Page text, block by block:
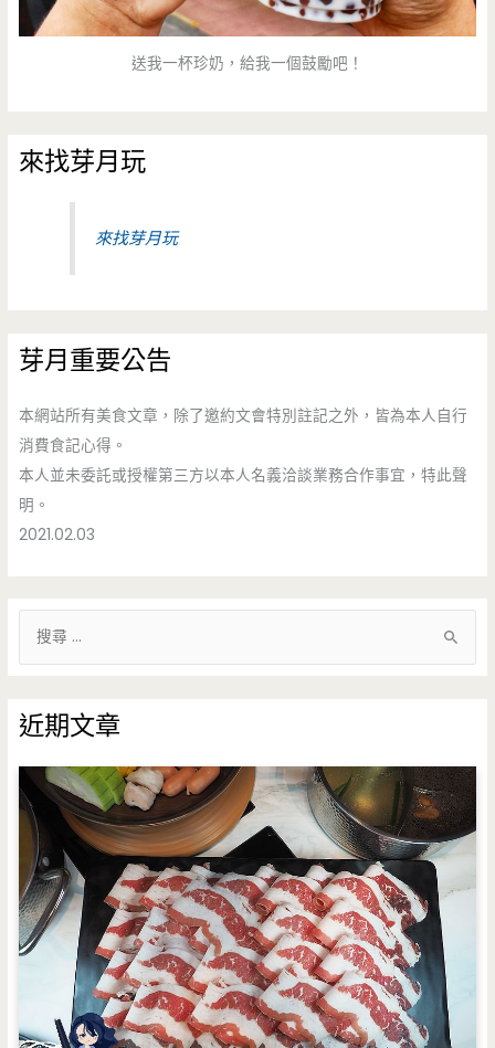
送我一杯珍奶，給我一個鼓勵吧！
來找芽月玩
來找芽月玩
芽月重要公告
本網站所有美食文章，除了邀約文會特別註記之外，皆為本人自行
消費食記心得。
本人並未委託或授權第三方以本人名義洽談業務合作事宜，特此聲
明。
2021.02.03
鍵
字
:
近期文章